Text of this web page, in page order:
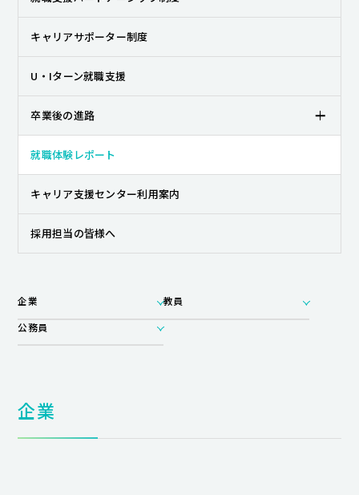
キャリアサポーター制度
U・Iターン就職支援
卒業後の進路
就職体験レポート
キャリア支援センター利用案内
採用担当の皆様へ
企業
教員
公務員
企業